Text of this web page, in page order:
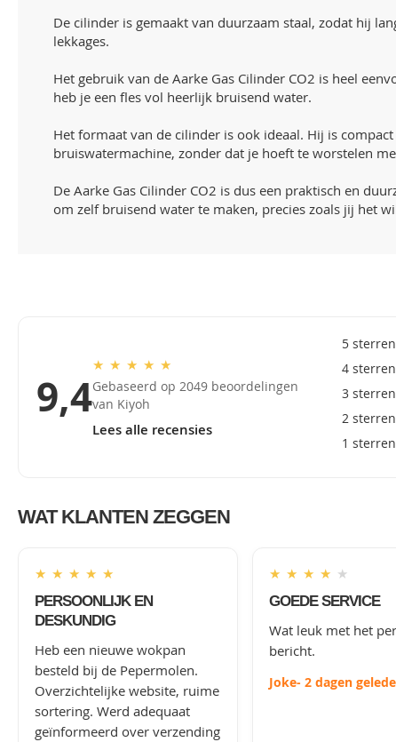
De cilinder is gemaakt van duurzaam staal, zodat hij
lekkages.
Het gebruik van de Aarke Gas Cilinder CO2 is heel
heb je een fles vol heerlijk bruisend water.
Het formaat van de cilinder is ook ideaal. Hij is
bruiswatermachine, zonder dat je hoeft te worstelen
De Aarke Gas Cilinder CO2 is dus een praktisch en
om zelf bruisend water te maken, precies zoals jij het
9,4
★ ★ ★ ★ ★
Gebaseerd op 2049 beoordelingen
van Kiyoh
Lees alle recensies
5 sterren
4 sterren
3 sterren
2 sterren
1 sterren
WAT KLANTEN ZEGGEN
★ ★ ★ ★ ★
PERSOONLIJK EN
DESKUNDIG
Heb een nieuwe wokpan
besteld bij de Pepermolen.
Overzichtelijke website, ruime
sortering. Werd adequaat
geïnformeerd over verzending
★ ★ ★ ★ ★
GOEDE SERVICE
Wat leuk met het
bericht.
Joke- 2 dagen